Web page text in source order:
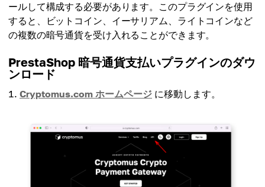
ールして構成する必要があります。このプラグインを使用
すると、ビットコイン、イーサリアム、ライトコインなど
の複数の暗号通貨を受け入れることができます。
PrestaShop 暗号通貨支払いプラグインのダウ
ンロード
Cryptomus.com ホームページ に移動します。